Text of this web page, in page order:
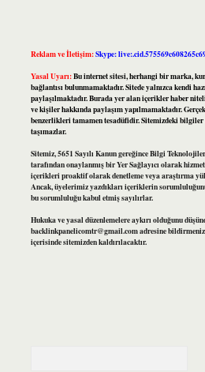
Reklam ve İletişim:Skype:
Yasal Uyarı:Bu internet sitesi, herhangi bir marka,
bağlantısı bulunmamaktadır. Sitede yalnızca kendi
paylaşılmaktadır. Burada yer alan içerikler haber
ve kişiler hakkında paylaşım yapılmamaktadır.
benzerlikleri tamamen tesadüfidir. Sitemizdeki
taşımazlar.
Sitemiz, 5651 Sayılı Kanun gereğince Bilgi
tarafından onaylanmış bir Yer Sağlayıcı olarak
içerikleri proaktif olarak denetleme veya araştırma
Ancak, üyelerimiz yazdıkları içeriklerin
bu sorumluluğu kabul etmiş sayılırlar.
Hukuka ve yasal düzenlemelere aykırı olduğunu
backlinkpanelicomtr@gmail.comadresine
içerisinde sitemizden kaldırılacaktır.